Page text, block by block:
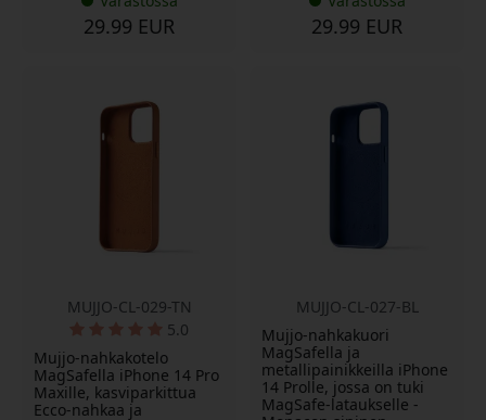
29.99 EUR 29.99 EUR
MUJJO-CL-029-TN
5.0
Mujjo-nahkakotelo
MagSafella iPhone 14 Pro
Maxille, kasviparkittua
Ecco-nahkaa ja
MUJJO-CL-027-BL
Mujjo-nahkakuori
MagSafella ja
metallipainikkeilla iPhone
14 Prolle, jossa on tuki
MagSafe-lataukselle -